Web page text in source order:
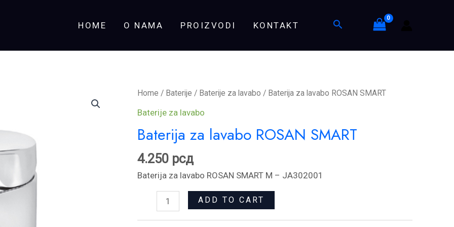
HOME O NAMA PROIZVODI KONTAKT Search
Home / Baterije / Baterije za lavabo / Baterija za lavabo ROSAN SMART
Baterije za lavabo
Baterija za lavabo ROSAN SMART
4.250 рсд
Baterija za lavabo ROSAN SMART M – JA302001
Baterija
za
ROSAN
quantity
ADD TO CART
SMART